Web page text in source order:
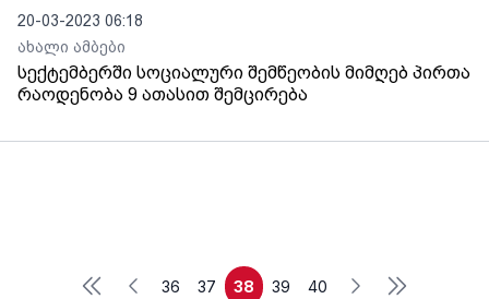
20-03-2023 06:18
ახალი ამბები
სექტემბერში სოციალური შემწეობის მიმღებ პირთა
რაოდენობა 9 ათასით შემცირება
First Previous
36 37 38 39 40 Next Last